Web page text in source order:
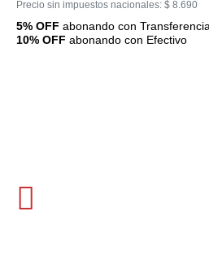
Precio sin impuestos nacionales: $ 8.690
5% OFF abonando con
10% OFF abonando con Efectivo